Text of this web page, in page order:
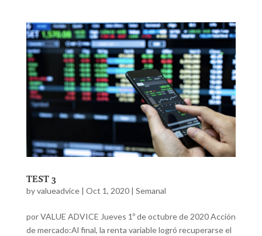
TEST 3
byvalueadvice| Oct 1, 2020| Semanal
por VALUE ADVICE Jueves 1º de octubre de 2020 Acción
de mercado:Al final, la renta variable logró recuperarse el